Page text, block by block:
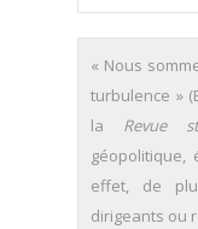
« Nous
turbulence »
la Revue
géopolitique,
effet, de
dirigeants ou